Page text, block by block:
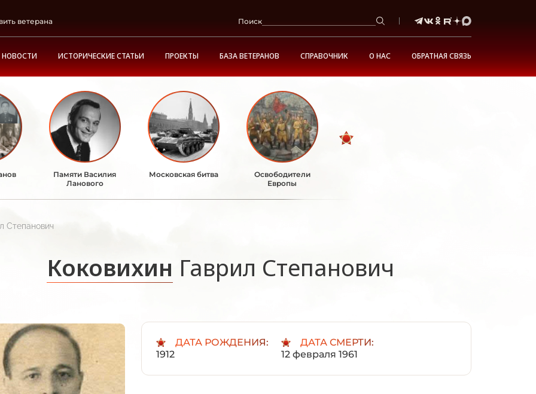
ветерана Поиск
НОВОСТИ ИСТОРИЧЕСКИЕ СТАТЬИ ПРОЕКТЫ БАЗА ВЕТЕРАНОВ СПРАВОЧНИК О НАС ОБРАТНАЯ СВЯЗЬ
Памяти Василия
Ланового
Московская битва
Освободители
Европы
Степанович
Коковихин Гаврил Степанович
ДАТА РОЖДЕНИЯ:
1912
ДАТА СМЕРТИ:
12 февраля 1961